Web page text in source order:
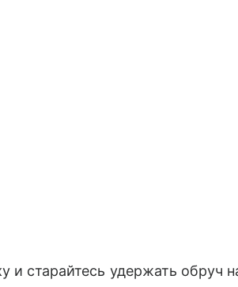
старайтесь удержать обруч